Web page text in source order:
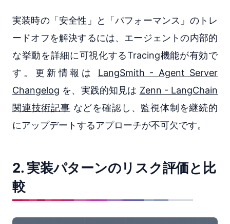
実装時の「安全性」と「パフォーマンス」のトレ
ードオフを解決するには、エージェントの内部的
な挙動を詳細に可視化するTracing機能が有効で
す。更新情報は LangSmith - Agent Server
Changelog を、実践的知見は Zenn - LangChain
関連技術記事 などを確認し、監視体制を継続的
にアップデートするアプローチが不可欠です。
2. 実装パターンのリスク評価と比
較